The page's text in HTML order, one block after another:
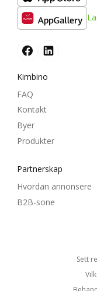
Kimbino
FAQ
Kontakt
Byer
Produkter
Partnerskap
Hvordan annonsere
B2B-sone
Sett